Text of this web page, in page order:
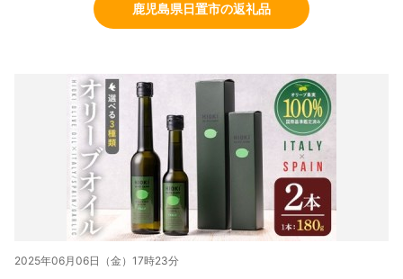
鹿児島県日置市の返礼品
2025年06月06日（金）17時23分